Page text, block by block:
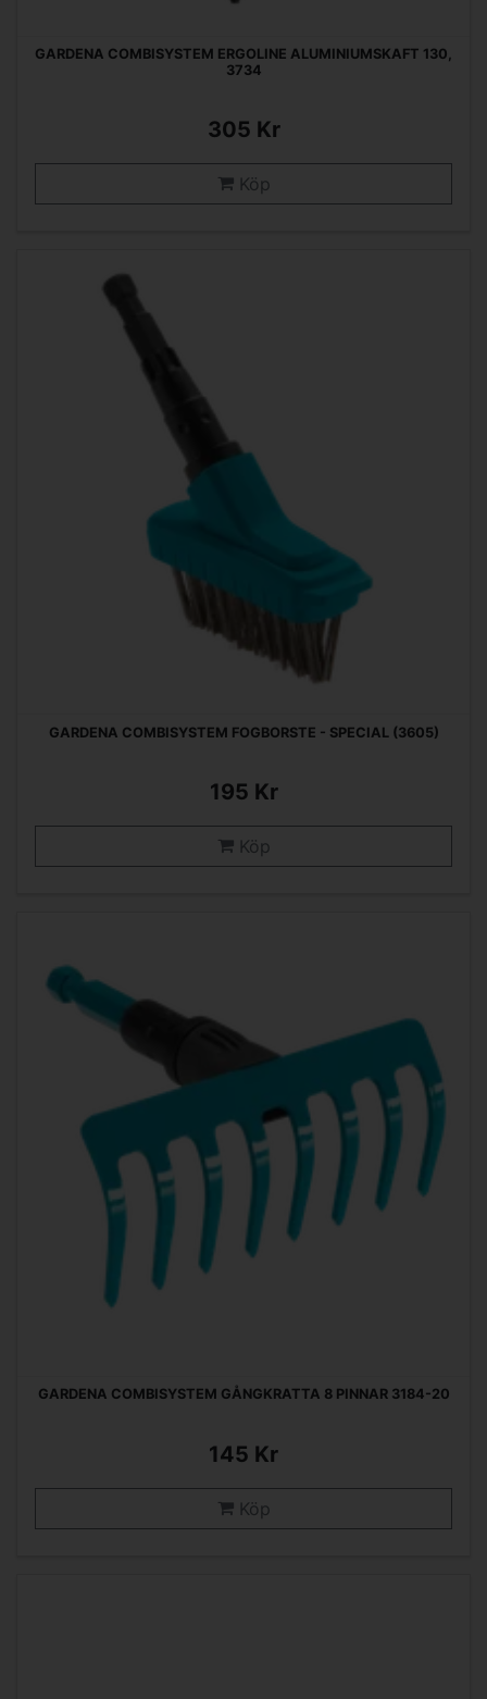
GARDENA COMBISYSTEM ERGOLINE ALUMINIUMSKAFT 130,
3734
305 Kr
Köp
GARDENA COMBISYSTEM FOGBORSTE - SPECIAL (3605)
195 Kr
Köp
GARDENA COMBISYSTEM GÅNGKRATTA 8 PINNAR 3184-20
145 Kr
Köp